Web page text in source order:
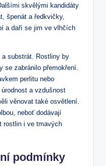
skvělými ‌kandidáty‍
špenát a ředkvičky,
a daří se​ jim ve vlhčích
a substrát. Rostliny by
se zabránilo ​přemokření.
perlitu ⁣nebo
a vzdušnost
věnovat také osvětlení.
neboť dodávají
rostlin⁤ i ⁤ve tmavých
podmínky